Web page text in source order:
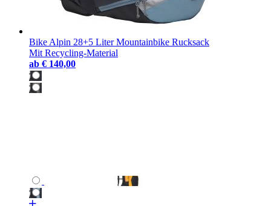
Bike Alpin 28+5 Liter Mountainbike Rucksack
Mit Recycling-Material
ab € 140,00